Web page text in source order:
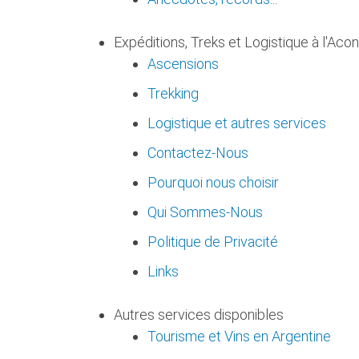
Expéditions, Treks et Logistique à
Ascensions
Trekking
Logistique et autres services
Contactez-Nous
Pourquoi nous choisir
Qui Sommes-Nous
Politique de Privacité
Links
Autres services disponibles
Tourisme et Vins en Argentine